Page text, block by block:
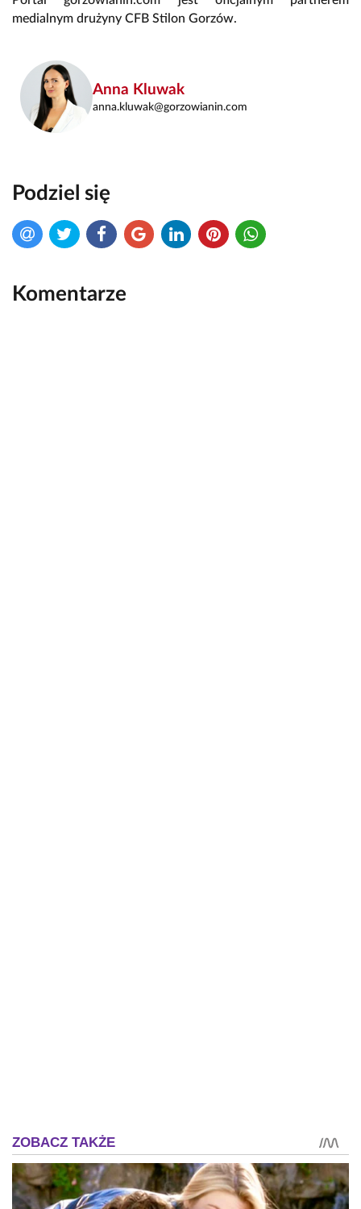
medialnym drużyny CFB Stilon Gorzów.
Anna Kluwak
anna.kluwak@gorzowianin.com
Podziel się
Komentarze